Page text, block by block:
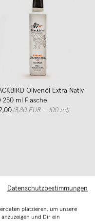
Olivenöl Extra Nativ
BIO 250 ml Flasche
(3,80 EUR - 100 ml)
Datenschutzbestimmungen
platzieren, um unsere
und Dir ein